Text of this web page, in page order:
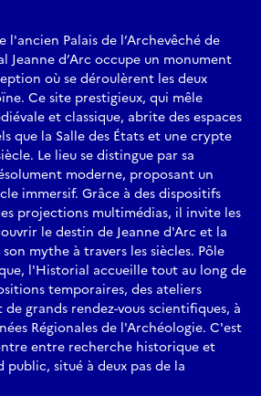
unique pour échanger
acteurs de l'archéologie normande !
l'ancien Palais de l’Archevêché de
Jeanne d’Arc occupe un monument
où se déroulèrent les deux
Ce site prestigieux, qui mêle
et classique, abrite des espaces
que la Salle des États et une crypte
Le lieu se distingue par sa
moderne, proposant un
immersif. Grâce à des dispositifs
projections multimédias, il invite les
le destin de Jeanne d'Arc et la
mythe à travers les siècles. Pôle
l'Historial accueille tout au long de
temporaires, des ateliers
de grands rendez-vous scientifiques, à
Régionales de l'Archéologie. C'est
entre recherche historique et
situé à deux pas de la